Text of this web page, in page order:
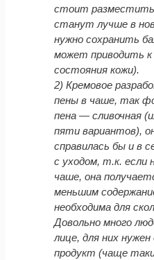
стоит
станут лучше в
нужно сохранить
может приводить
состояния кожи).
2) Кремовое
пены в чаше, так
пена — сливочная
пяти вариантов),
справилась бы и в
с уходом, т.к. если
чаше, она
меньшим
необходима для
Довольно много
лице, для них
продукт (чаще